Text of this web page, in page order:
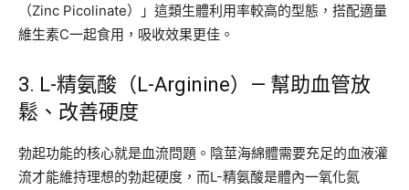
（Zinc Picolinate）」這類生體利用率較高的型態，搭配適量
維生素C一起食用，吸收效果更佳。
3. L-精氨酸（L-Arginine）— 幫助血管放
鬆、改善硬度
勃起功能的核心就是血流問題。陰莖海綿體需要充足的血液灌
流才能維持理想的勃起硬度，而L-精氨酸是體內一氧化氮